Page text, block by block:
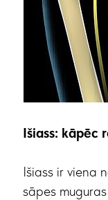
Išiass: kāpēc
Išiass ir viena
sāpes